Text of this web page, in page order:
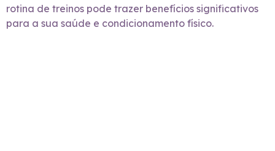
rotina de treinos pode trazer benefícios significativos
para a sua saúde e condicionamento físico.